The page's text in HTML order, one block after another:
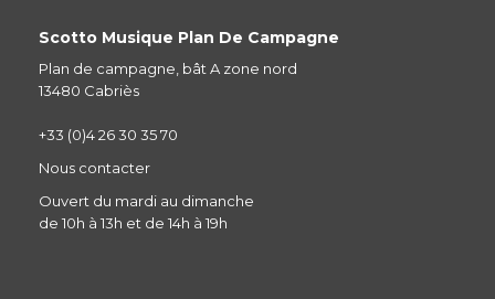
Scotto Musique Plan De Campagne
Plan de campagne, bât A zone nord
13480 Cabriès
+33 (0)4 26 30 35 70
Nous contacter
Ouvert du mardi au dimanche
de 10h à 13h et de 14h à 19h